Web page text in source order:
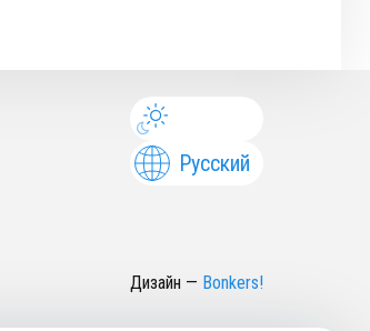
Русский
Дизайн — Bonkers!